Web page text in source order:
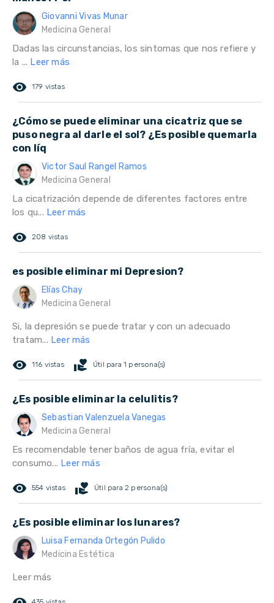
Giovanni Vivas Munar
Medicina General
Dadas las circunstancias, los sintomas que nos refiere y
la ... Leer más
remove_red_eye 179 vistas
¿Cómo se puede eliminar una cicatriz que se
puso negra al darle el sol? ¿Es posible quemarla
con líq
Victor Saul Rangel Ramos
Medicina General
La cicatrización depende de diferentes factores entre
los qu... Leer más
remove_red_eye 208 vistas
es posible eliminar mi Depresion?
Elías Chay
Medicina General
Si, la depresión se puede tratar y con un adecuado
tratam... Leer más
remove_red_eye 116 vistas volunteer_activism Útil para 1 persona(s)
¿Es posible eliminar la celulitis?
Sebastian Valenzuela Vanegas
Medicina General
Es recomendable tener baños de agua fría, evitar el
consumo... Leer más
remove_red_eye 554 vistas volunteer_activism Útil para 2 persona(s)
¿Es posible eliminar los lunares?
Luisa Fernanda Ortegón Pulido
Medicina Estética
Leer más